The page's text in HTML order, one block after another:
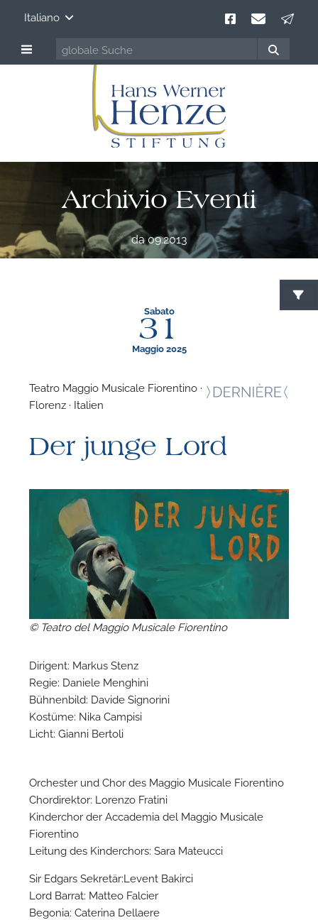
Italiano
Archivio Eventi
da 09.2013
Sabato
31
Maggio 2025
Teatro Maggio Musicale Fiorentino ·
Florenz · Italien
Der junge Lord
© Teatro del Maggio Musicale Fiorentino
Dirigent: Markus Stenz
Regie: Daniele Menghini
Bühnenbild: Davide Signorini
Kostüme: Nika Campisi
Licht: Gianni Bertoli
Orchester und Chor des Maggio Musicale Fiorentino
Chordirektor: Lorenzo Fratini
Kinderchor der Accademia del Maggio Musicale
Fiorentino
Leitung des Kinderchors: Sara Mateucci
Sir Edgars Sekretär:Levent Bakirci
Lord Barrat: Matteo Falcier
Begonia: Caterina Dellaere